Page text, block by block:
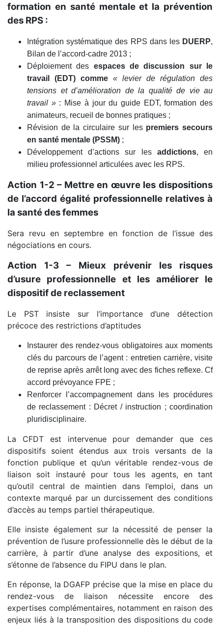
formation en santé mentale et la prévention
des RPS :
Intégration systématique des RPS dans les DUERP,
Bilan de l’accord‑cadre 2013 ;
Déploiement des espaces de discussion sur le
travail (EDT) comme « levier de régulation des
tensions et d’amélioration de la qualité de vie au
travail » : Mise à jour du guide EDT, formation des
animateurs, recueil de bonnes pratiques ;
Révision de la circulaire sur les premiers secours
en santé mentale (PSSM) ;
Développement d’actions sur les addictions, en
milieu professionnel articulées avec les RPS.
Action 1-2 – Mettre en œuvre les dispositions
de l’accord égalité professionnelle relatives à
la santé des femmes
Sera revu en septembre en fonction de l’issue des
négociations en cours.
Action 1-3 – Mieux prévenir les risques
d’usure professionnelle et les améliorer le
dispositif de reclassement
Le PST insiste sur l’importance d’une détection
précoce des restrictions d’aptitudes
Instaurer des rendez-vous obligatoires aux moments
clés du parcours de l’agent : entretien carrière, visite
de reprise après arrêt long avec des fiches reflexe. Cf
accord prévoyance FPE ;
Renforcer l’accompagnement dans les procédures
de reclassement : Décret / instruction ; coordination
pluridisciplinaire.
La CFDT est intervenue pour demander que ces
dispositifs soient étendus aux trois versants de la
fonction publique et qu’un véritable rendez-vous de
liaison soit instauré pour tous les agents, en tant
qu’outil central de maintien dans l’emploi, dans un
contexte marqué par un durcissement des conditions
d’accès au temps partiel thérapeutique.
Elle insiste également sur la nécessité de penser la
prévention de l’usure professionnelle dès le début de la
carrière, à partir d’une analyse des expositions, et
s’étonne de l’absence du FIPU dans le plan.
En réponse, la DGAFP précise que la mise en place du
rendez-vous de liaison nécessite encore des
expertises complémentaires, notamment en raison des
enjeux liés à la transposition des dispositions du code